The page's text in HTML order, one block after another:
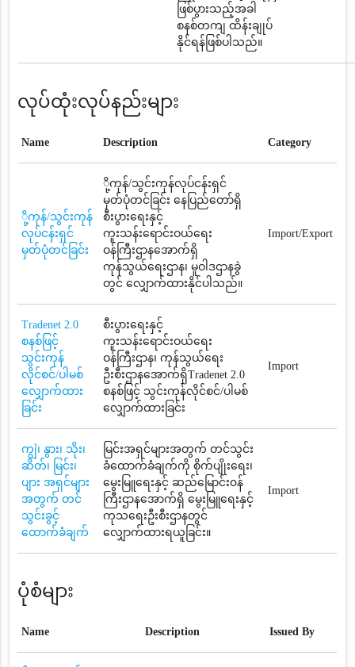
ဖြစ်ပွားသည့်အခါ
စနစ်တကျ ထိန်းချုပ်
နိုင်ရန်ဖြစ်ပါသည်။
လုပ်ထုံးလုပ်နည်းများ
Name Description Category
ို့ကုန်/သွင်းကုန်
လုပ်ငန်းရှင်
မှတ်ပုံတင်ခြင်း
ို့ကုန်/သွင်းကုန်လုပ်ငန်းရှင်
မှတ်ပုံတင်ခြင်း နေပြည်တော်ရှိ
စီးပွားရေးနှင့်
ကူးသန်းရောင်းဝယ်ရေး
ဝန်ကြီးဌာနအောက်ရှိ
ကုန်သွယ်ရေးဌာန၊ မူဝါဒဌာနခွဲ
တွင် လျှောက်ထားနိုင်ပါသည်။
Import/Export
Tradenet 2.0
စနစ်ဖြင့်
သွင်းကုန်
လိုင်စင်/ပါမစ်
လျှောက်ထား
ခြင်း
စီးပွားရေးနှင့်
ကူးသန်းရောင်းဝယ်ရေး
ဝန်ကြီးဌာန၊ ကုန်သွယ်ရေး
ဦးစီးဌာနအောက်ရှိTradenet 2.0
စနစ်ဖြင့် သွင်းကုန်လိုင်စင်/ပါမစ်
လျှောက်ထားခြင်း
Import
ကျွဲ၊ နွား၊ သိုး၊
ဆိတ်၊ မြင်း၊
ပျား အရှင်များ
အတွက် တင်
သွင်းခွင့်
ထောက်ခံချက်
မြင်းအရှင်များအတွက် တင်သွင်း
ခံထောက်ခံချက်ကို စိုက်ပျိုးရေး၊
မွေးမြူရေးနှင့် ဆည်မြောင်း၀န်
ကြီးဌာနအောက်ရှိ မွေးမြူရေးနှင့်
ကုသရေးဦးစီးဌာနတွင်
လျှောက်ထားရယူခြင်း။
Import
ပုံစံများ
Name Description Issued By